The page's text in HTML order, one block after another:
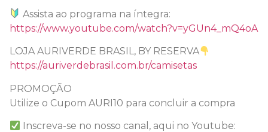
Assista ao programa na íntegra:
https://www.youtube.com/watch?v=yGUn4_mQ4oA
LOJA AURIVERDE BRASIL, BY RESERVA
https://auriverdebrasil.com.br/camisetas
PROMOÇÃO
Utilize o Cupom AURI10 para concluir a compra
Inscreva-se no nosso canal, aqui no Youtube: